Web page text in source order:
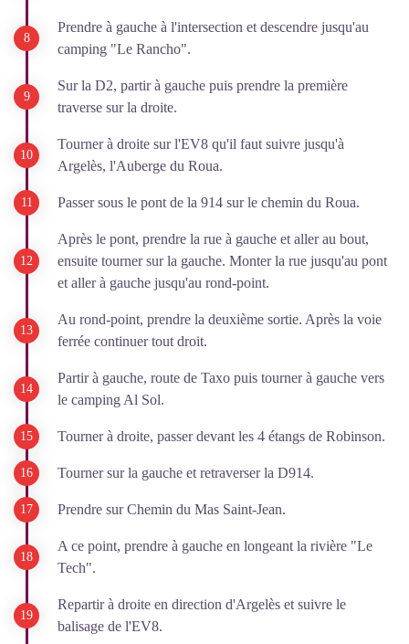
Prendre à gauche à l'intersection et descendre jusqu'au
camping "Le Rancho".
Sur la D2, partir à gauche puis prendre la première
traverse sur la droite.
Tourner à droite sur l'EV8 qu'il faut suivre jusqu'à
Argelès, l'Auberge du Roua.
Passer sous le pont de la 914 sur le chemin du Roua.
Après le pont, prendre la rue à gauche et aller au bout,
ensuite tourner sur la gauche. Monter la rue jusqu'au pont
et aller à gauche jusqu'au rond-point.
Au rond-point, prendre la deuxième sortie. Après la voie
ferrée continuer tout droit.
Partir à gauche, route de Taxo puis tourner à gauche vers
le camping Al Sol.
Tourner à droite, passer devant les 4 étangs de Robinson.
Tourner sur la gauche et retraverser la D914.
Prendre sur Chemin du Mas Saint-Jean.
A ce point, prendre à gauche en longeant la rivière "Le
Tech".
Repartir à droite en direction d'Argelès et suivre le
balisage de l'EV8.